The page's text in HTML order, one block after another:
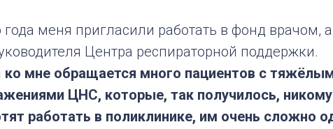
меня пригласили работать в фонд врачом,
Центра респираторной поддержки.
ко мне обращается много пациентов с
ЦНС, которые, так получилось,
работать в поликлинике, им очень сложно